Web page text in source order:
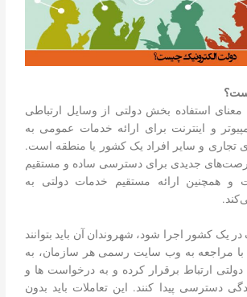
معنای استفاده بخش دولتی از وسایل ارتباطی
و اینترنت برای ارائه خدمات عمومی به
تجاری و سایر افراد یک کشور یا منطقه است.
جدیدی برای دسترسی ساده و مستقیم
و همچنین ارائه مستقیم خدمات دولتی به
در یک کشور اجرا شود، شهروندان آن باید بتوانند
با مراجعه به وب سایت رسمی هر سازمان، به
دولتی ارتباط برقرار کرده و به درخواست ها و
دسترسی پیدا کنند. این تعاملات باید بدون